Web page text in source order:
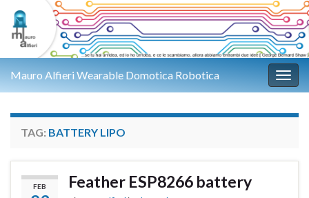
Mauro Alfieri Wearable Domotica Robotica
TAG: BATTERY LIPO
FEB Feather ESP8266 battery